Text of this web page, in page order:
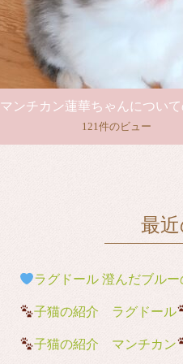
マンチカン蓮華ちゃんについ
121件のビュー
最
ラグドール 澄んだブルーの
子猫の紹介 ラグドール
子猫の紹介 マンチカン